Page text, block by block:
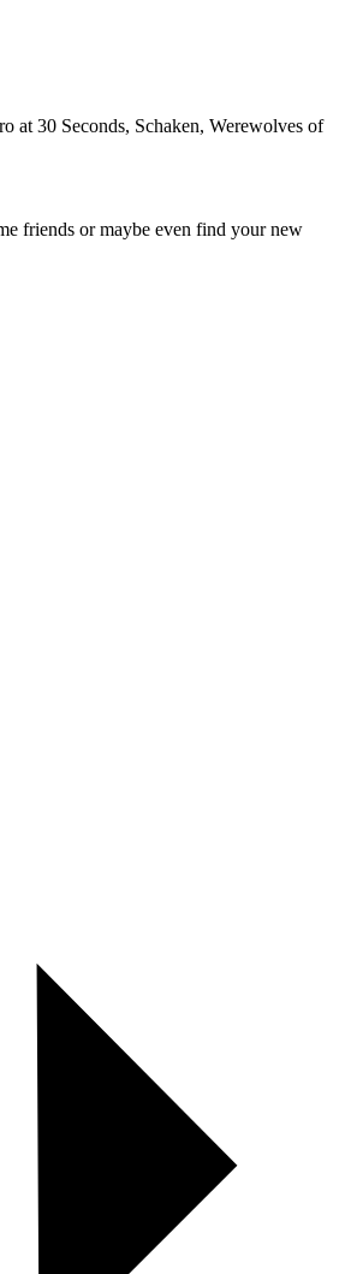
at 30 Seconds, Schaken, Werewolves of
friends or maybe even find your new